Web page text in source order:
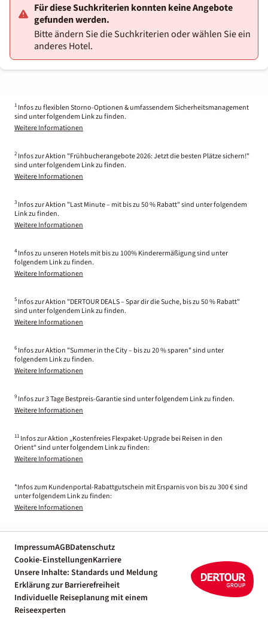
Für diese Suchkriterien konnten keine Angebote
gefunden werden.
Bitte ändern Sie die Suchkriterien oder wählen Sie ein
anderes Hotel.
1 Infos zu flexiblen Storno-Optionen & umfassendem Sicherheitsmanagement
sind unter folgendem Link zu finden.
Weitere Informationen
2 Infos zur Aktion "Frühbucherangebote 2026: Jetzt die besten Plätze sichern!"
sind unter folgendem Link zu finden.
Weitere Informationen
3 Infos zur Aktion "Last Minute – mit bis zu 50 % Rabatt" sind unter folgendem
Link zu finden.
Weitere Informationen
4 Infos zu unseren Hotels mit bis zu 100% Kinderermäßigung sind unter
folgendem Link zu finden.
Weitere Informationen
5 Infos zur Aktion "DERTOUR DEALS – Spar dir die Suche, bis zu 50 % Rabatt"
sind unter folgendem Link zu finden.
Weitere Informationen
6 Infos zur Aktion "Summer in the City – bis zu 20 % sparen" sind unter
folgendem Link zu finden.
Weitere Informationen
9 Infos zur 3 Tage Bestpreis-Garantie sind unter folgendem Link zu finden.
Weitere Informationen
11 Infos zur Aktion „Kostenfreies Flexpaket-Upgrade bei Reisen in den
Orient“ sind unter folgendem Link zu finden:
Weitere Informationen
*Infos zum Kundenportal-Rabattgutschein mit Ersparnis von bis zu 300 € sind
unter folgendem Link zu finden:
Weitere Informationen
ImpressumAGBDatenschutz
Cookie-EinstellungenKarriere
Unsere Inhalte: Standards und Meldung
Erklärung zur Barrierefreiheit
Individuelle Reiseplanung mit einem
Reiseexperten